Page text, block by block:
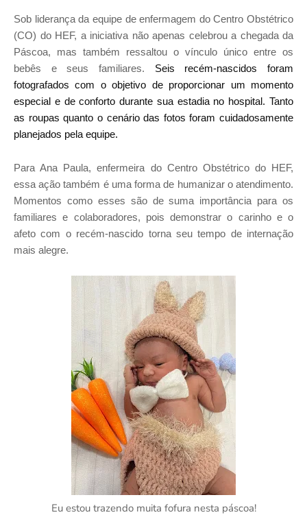
Sob liderança da equipe de enfermagem do Centro Obstétrico
(CO) do HEF, a iniciativa não apenas celebrou a chegada da
Páscoa, mas também ressaltou o vínculo único entre os
bebês e seus familiares. Seis recém-nascidos foram
fotografados com o objetivo de proporcionar um momento
especial e de conforto durante sua estadia no hospital. Tanto
as roupas quanto o cenário das fotos foram cuidadosamente
planejados pela equipe.
Para Ana Paula, enfermeira do Centro Obstétrico do HEF,
essa ação também é uma forma de humanizar o atendimento.
Momentos como esses são de suma importância para os
familiares e colaboradores, pois demonstrar o carinho e o
afeto com o recém-nascido torna seu tempo de internação
mais alegre.
Eu estou trazendo muita fofura nesta páscoa!